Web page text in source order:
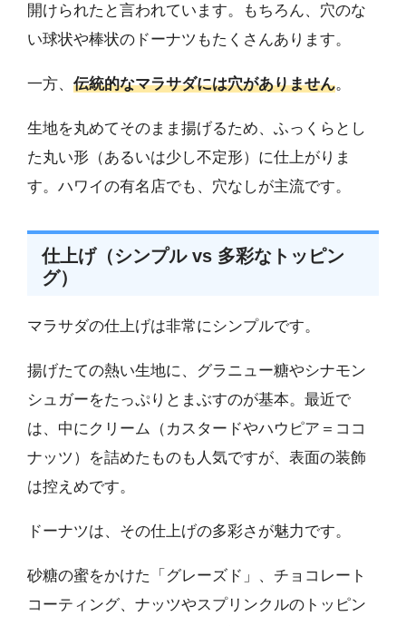
開けられたと言われています。もちろん、穴のな
い球状や棒状のドーナツもたくさんあります。
一方、 伝統的なマラサダには穴がありません。
生地を丸めてそのまま揚げるため、ふっくらとし
た丸い形（あるいは少し不定形）に仕上がりま
す。ハワイの有名店でも、穴なしが主流です。
仕上げ（シンプル vs 多彩なトッピン
グ）
マラサダの仕上げは非常にシンプルです。
揚げたての熱い生地に、グラニュー糖やシナモン
シュガーをたっぷりとまぶすのが基本。最近で
は、中にクリーム（カスタードやハウピア＝ココ
ナッツ）を詰めたものも人気ですが、表面の装飾
は控えめです。
ドーナツは、その仕上げの多彩さが魅力です。
砂糖の蜜をかけた「グレーズド」、チョコレート
コーティング、ナッツやスプリンクルのトッピン